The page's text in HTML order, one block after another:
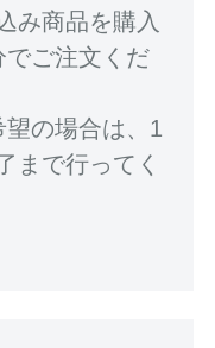
み商品を購入
ご注文くだ
の場合は、1
まで行ってく